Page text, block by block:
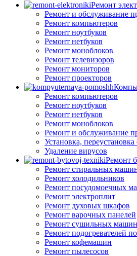
Ремонт
Ремонт и обслуживание
Ремонт компьютеров
Ремонт ноутбуков
Ремонт нетбуков
Ремонт моноблоков
Ремонт телевизоров
Ремонт мониторов
Ремонт проекторов
Ремонт компьютеров
Ремонт ноутбуков
Ремонт нетбуков
Ремонт моноблоков
Ремонт и обслуживание
Установка,
Удаление вирусов
Ремонт
Ремонт стиральных
Ремонт холодильников
Ремонт посудомоечных
Ремонт электроплит
Ремонт духовых шкафов
Ремонт варочных панелей
Ремонт сушильных машин
Ремонт подогревателей
Ремонт кофемашин
Ремонт пылесосов